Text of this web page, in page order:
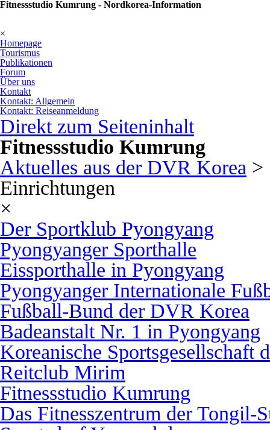
Fitnessstudio Kumrung - Nordkorea-Information
×
Homepage
Tourismus
Publikationen
Forum
Über uns
Kontakt
Kontakt: Allgemein
Kontakt: Reiseanmeldung
Direkt zum Seiteninhalt
Fitnessstudio Kumrung
Aktuelles aus der DVR Korea >
Einrichtungen
×
Der Sportklub Pyongyang
Pyongyanger Sporthalle
Eissporthalle in Pyongyang
Pyongyanger Internationale
Fußball-Bund der DVR Korea
Badeanstalt Nr. 1 in Pyongyang
Koreanische Sportsgesellschaft
Reitclub Mirim
Fitnessstudio Kumrung
Das Fitnesszentrum der Tongil-